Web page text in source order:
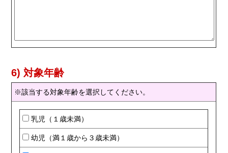
6) 対象年齢
※該当する対象年齢を選択してください。
乳児（１歳未満）
幼児（満１歳から３歳未満）